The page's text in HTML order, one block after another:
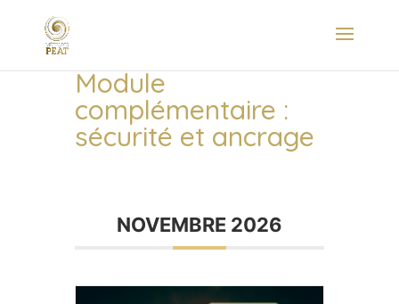
Module
complémentaire :
sécurité et ancrage
NOVEMBRE 2026